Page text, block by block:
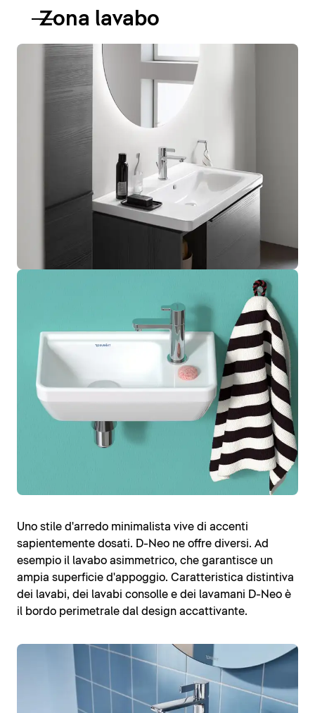
Zona lavabo
Uno stile d'arredo minimalista vive di accenti
sapientemente dosati. D-Neo ne offre diversi. Ad
esempio il lavabo asimmetrico, che garantisce un
ampia superficie d'appoggio. Caratteristica distintiva
dei lavabi, dei lavabi consolle e dei lavamani D-Neo è
il bordo perimetrale dal design accattivante.